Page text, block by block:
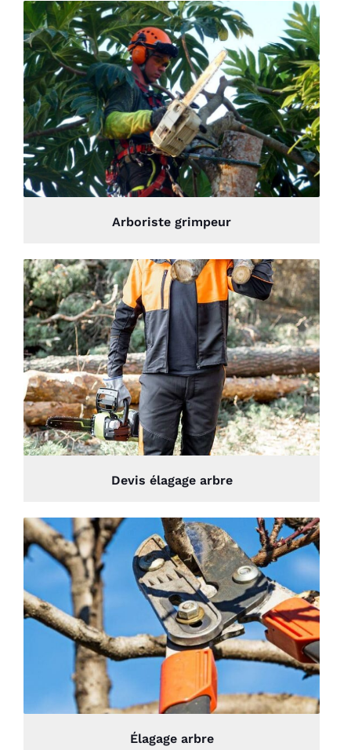
Arboriste grimpeur
Devis élagage arbre
Élagage arbre